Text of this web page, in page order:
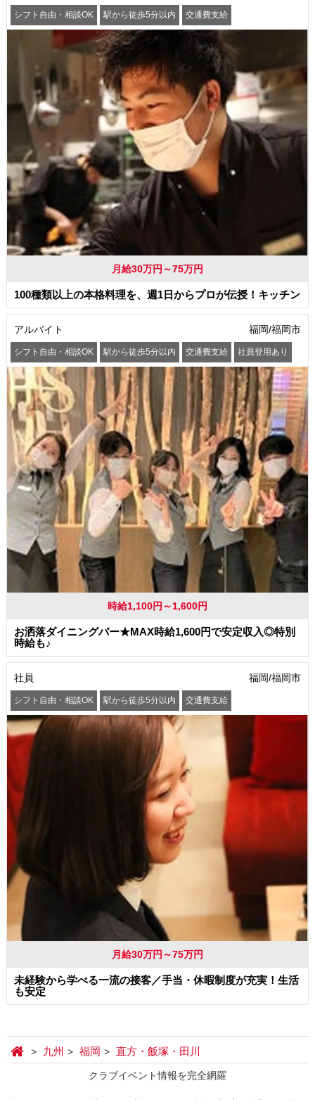
シフト自由・相談OK 駅から徒歩5分以内 交通費支給
月給30万円～75万円
100種類以上の本格料理を、週1日からプロが伝授！キッチン
アルバイト 福岡/福岡市
シフト自由・相談OK 駅から徒歩5分以内 交通費支給 社員登用あり
時給1,100円～1,600円
お洒落ダイニングバー★MAX時給1,600円で安定収入◎特別
時給も♪
社員 福岡/福岡市
シフト自由・相談OK 駅から徒歩5分以内 交通費支給
月給30万円～75万円
未経験から学べる一流の接客／手当・休暇制度が充実！生活
も安定
九州 福岡 直方・飯塚・田川
クラブイベント情報を完全網羅